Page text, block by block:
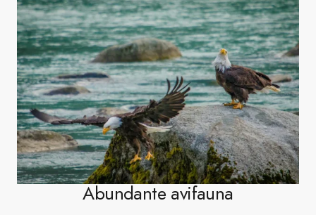
Abundante avifauna